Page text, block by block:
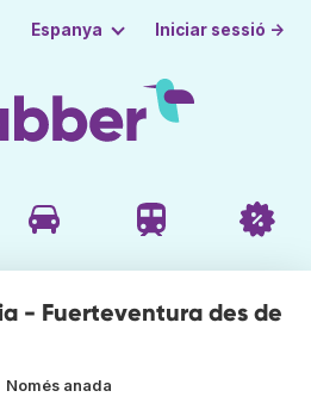
Espanya Iniciar sessió →
- Fuerteventura des de
Només anada